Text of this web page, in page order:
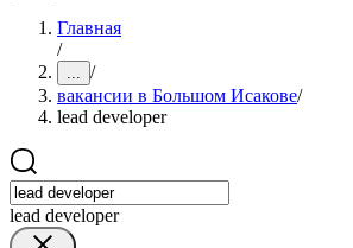
Главная
/
... /
вакансии в Большом Исакове/
lead developer
lead developer